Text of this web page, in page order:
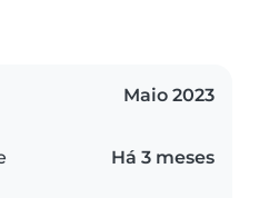
Maio 2023
Há 3 meses